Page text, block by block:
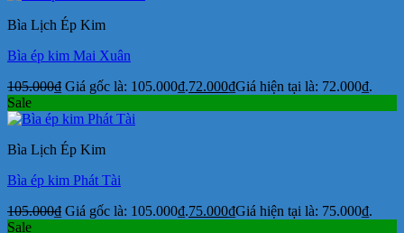
Bìa Lịch Ép Kim
Bìa ép kim Mai Xuân
105.000₫ Giá gốc là: 105.000₫.72.000₫Giá hiện tại là: 72.000₫.
Sale
Bìa Lịch Ép Kim
Bìa ép kim Phát Tài
105.000₫ Giá gốc là: 105.000₫.75.000₫Giá hiện tại là: 75.000₫.
Sale